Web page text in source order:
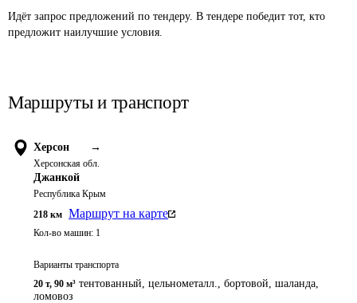
Идёт запрос предложений по тендеру. В тендере победит тот, кто
предложит наилучшие условия.
Маршруты и транспорт
Херсон →
Херсонская обл.
Джанкой
Республика Крым
218 км Маршрут на карте
Кол-во машин: 1
Варианты транспорта
20 т, 90 м³ тентованный, цельнометалл., бортовой, шаланда,
ломовоз